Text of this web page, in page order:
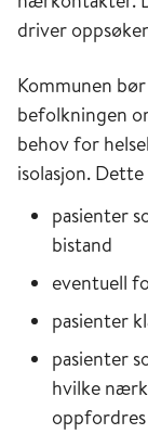
driver
Kommunen
befolkningen
behov for
isolasjon.
pasienter
bistand
eventuell
pasienter
pasienter
hvilke